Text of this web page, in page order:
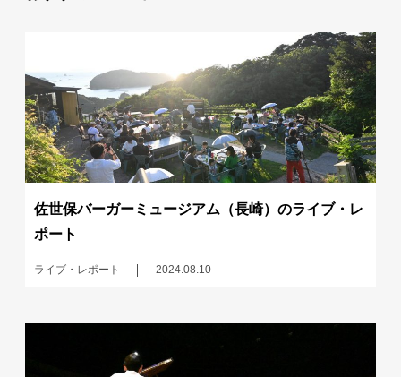
佐世保バーガーミュージアム（長崎）のライブ・レ
ポート
ライブ・レポート 2024.08.10